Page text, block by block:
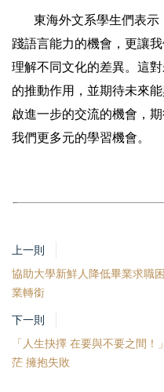
東海外文系學生們表示
踐語言能力的機會，更讓
理解不同文化的差異。這
的推動作用，並期待未來
啟進一步的交流的機會，
我們更多元的學習機會。
上一則
協助大學新鮮人降低畢業求職
業轉銜
下一則
「人生抉擇 在要與不要之間
茫 擁抱失敗